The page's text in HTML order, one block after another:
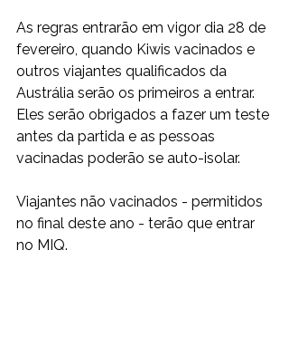
As regras entrarão em vigor dia 28 de
fevereiro, quando Kiwis vacinados e
outros viajantes qualificados da
Austrália serão os primeiros a entrar.
Eles serão obrigados a fazer um teste
antes da partida e as pessoas
vacinadas poderão se auto-isolar.
Viajantes não vacinados - permitidos
no final deste ano - terão que entrar
no MIQ.